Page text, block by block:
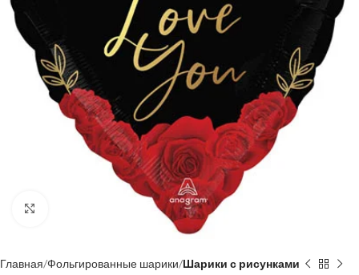
Нажмите, чтобы увеличить
Главная Фольгированные шарики Шарики с рисунками